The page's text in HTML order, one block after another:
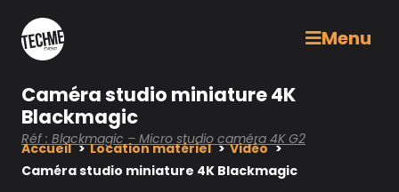
Menu
Caméra studio miniature 4K
Blackmagic
Réf : Blackmagic – Micro studio caméra 4K G2
Accueil Location matériel
Vidéo
Caméra studio miniature 4K Blackmagic